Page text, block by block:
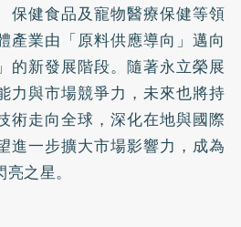
保健食品及寵物醫療保健等領
產業由「原料供應導向」邁向
的新發展階段。隨著永立榮展
力與市場競爭力，未來也將持
術走向全球，深化在地與國際
進一步擴大市場影響力，成為
之星。